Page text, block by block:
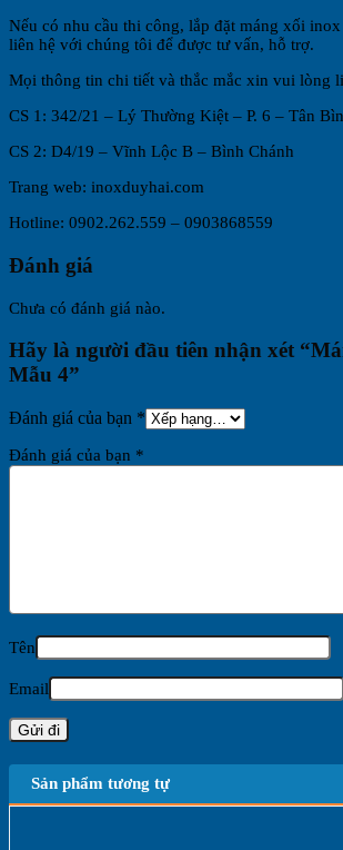
Nếu có nhu cầu thi công, lắp đặt máng xối
liên hệ với chúng tôi để được tư vấn, hỗ trợ.
Mọi thông tin chi tiết và thắc mắc xin vui lòng
CS 1: 342/21 – Lý Thường Kiệt – P. 6 – Tân
CS 2: D4/19 – Vĩnh Lộc B – Bình Chánh
Trang web: inoxduyhai.com
Hotline: 0902.262.559 – 0903868559
Đánh giá
Chưa có đánh giá nào.
Hãy là người đầu tiên nhận xét
Mẫu 4”
Đánh giá của bạn *
Đánh giá của bạn *
Tên
Email
Sản phẩm tương tự